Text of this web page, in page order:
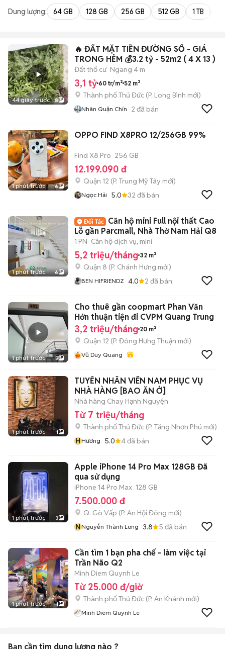
Dung lượng: 64 GB 128 GB 256 GB 512 GB 1 TB
44 giây trước 8
🔥 ĐẤT MẶT TIỀN ĐƯỜNG SỐ - GIÁ
TRONG HẺM 💰3.2 tỷ - 52m2 ( 4 X 13 )
Đất thổ cư Ngang 4 m
3,1 tỷ 60 tr/m² 52 m²
Thành phố Thủ Đức (P. Long Bình mới)
Nhân Quận Chín 2 đã bán
1 phút trước 6
OPPO FIND X8PRO 12/256GB 99%
Find X8 Pro 256 GB
12.199.090 đ
Quận 12 (P. Trung Mỹ Tây mới)
Ngọc Hải 5.0 32 đã bán
1 phút trước 6
Căn hộ mini Full nội thất Cao
Lỗ gần Parcmall, Nhà Thờ Nam Hải Q8
1 PN Căn hộ dịch vụ, mini
5,2 triệu/tháng 32 m²
Quận 8 (P. Chánh Hưng mới)
BEN HIFRIENDZ 4.0 2 đã bán
1 phút trước 5
Cho thuê gần coopmart Phan Văn
Hớn thuận tiện đi CVPM Quang Trung
3,2 triệu/tháng 20 m²
Quận 12 (P. Đông Hưng Thuận mới)
Vũ Duy Quang
1 phút trước 1
TUYỂN NHÂN VIÊN NAM PHỤC VỤ
NHÀ HÀNG [BAO ĂN Ở]
Nhà hàng Chay Hạnh Nguyện
Từ 7 triệu/tháng
Thành phố Thủ Đức (P. Tăng Nhơn Phú mới)
HHương 5.0 4đã bán
1 phút trước 3
Apple iPhone 14 Pro Max 128GB Đã
qua sử dụng
iPhone 14 Pro Max 128 GB
7.500.000 đ
Q. Gò Vấp (P. An Hội Đông mới)
NNguyễn Thành Long 3.8 5 đã bán
1 phút trước 1
Cần tìm 1 bạn pha chế - làm việc tại
Trần Não Q2
Minh Diem Quynh Le
Từ 25.000 đ/giờ
Thành phố Thủ Đức (P. An Khánh mới)
Minh Diem Quynh Le
Bạn cần tìm dung lượng nào ?